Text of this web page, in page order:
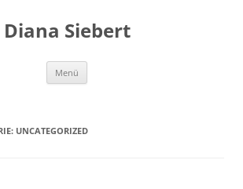
Diana Siebert
Menü
UNCATEGORIZED